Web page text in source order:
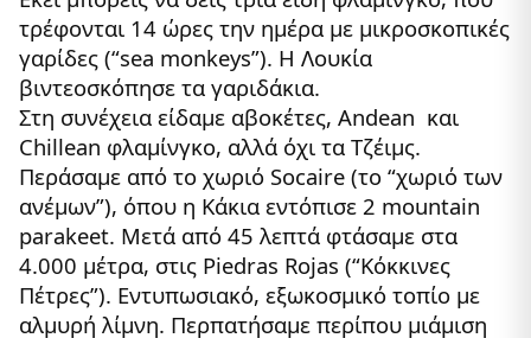
τρέφονται 14 ώρες την ημέρα με μικροσκοπικές
γαρίδες (“sea monkeys”). Η Λουκία
βιντεοσκόπησε τα γαριδάκια.
Στη συνέχεια είδαμε αβοκέτες, Andean και
Chillean φλαμίνγκο, αλλά όχι τα Τζέιμς.
Περάσαμε από το χωριό Socaire (το “χωριό των
ανέμων”), όπου η Κάκια εντόπισε 2 mountain
parakeet. Μετά από 45 λεπτά φτάσαμε στα
4.000 μέτρα, στις Piedras Rojas (“Κόκκινες
Πέτρες”). Εντυπωσιακό, εξωκοσμικό τοπίο με
αλμυρή λίμνη. Περπατήσαμε περίπου μιάμιση